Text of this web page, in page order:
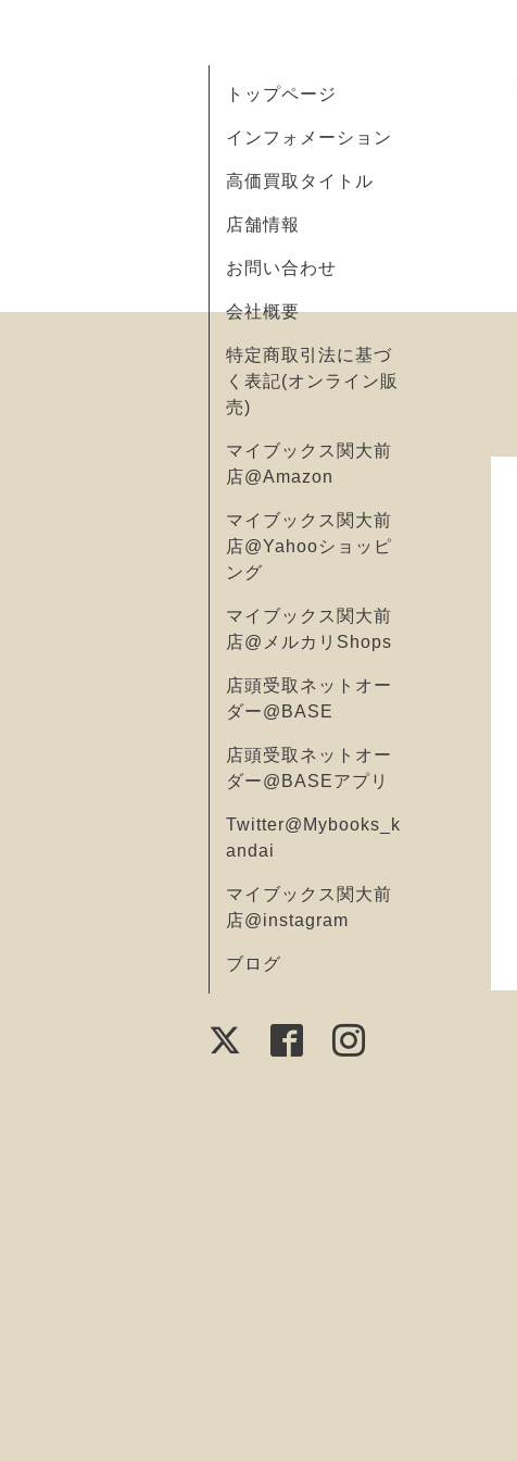
トップページ
インフォメーション
高価買取タイトル
店舗情報
お問い合わせ
会社概要
特定商取引法に基づ
く表記(オンライン販
売)
マイブックス関大前
店@Amazon
マイブックス関大前
店@Yahooショッピ
ング
マイブックス関大前
店@メルカリShops
店頭受取ネットオー
ダー@BASE
店頭受取ネットオー
ダー@BASEアプリ
Twitter@Mybooks_k
andai
マイブックス関大前
店@instagram
ブログ